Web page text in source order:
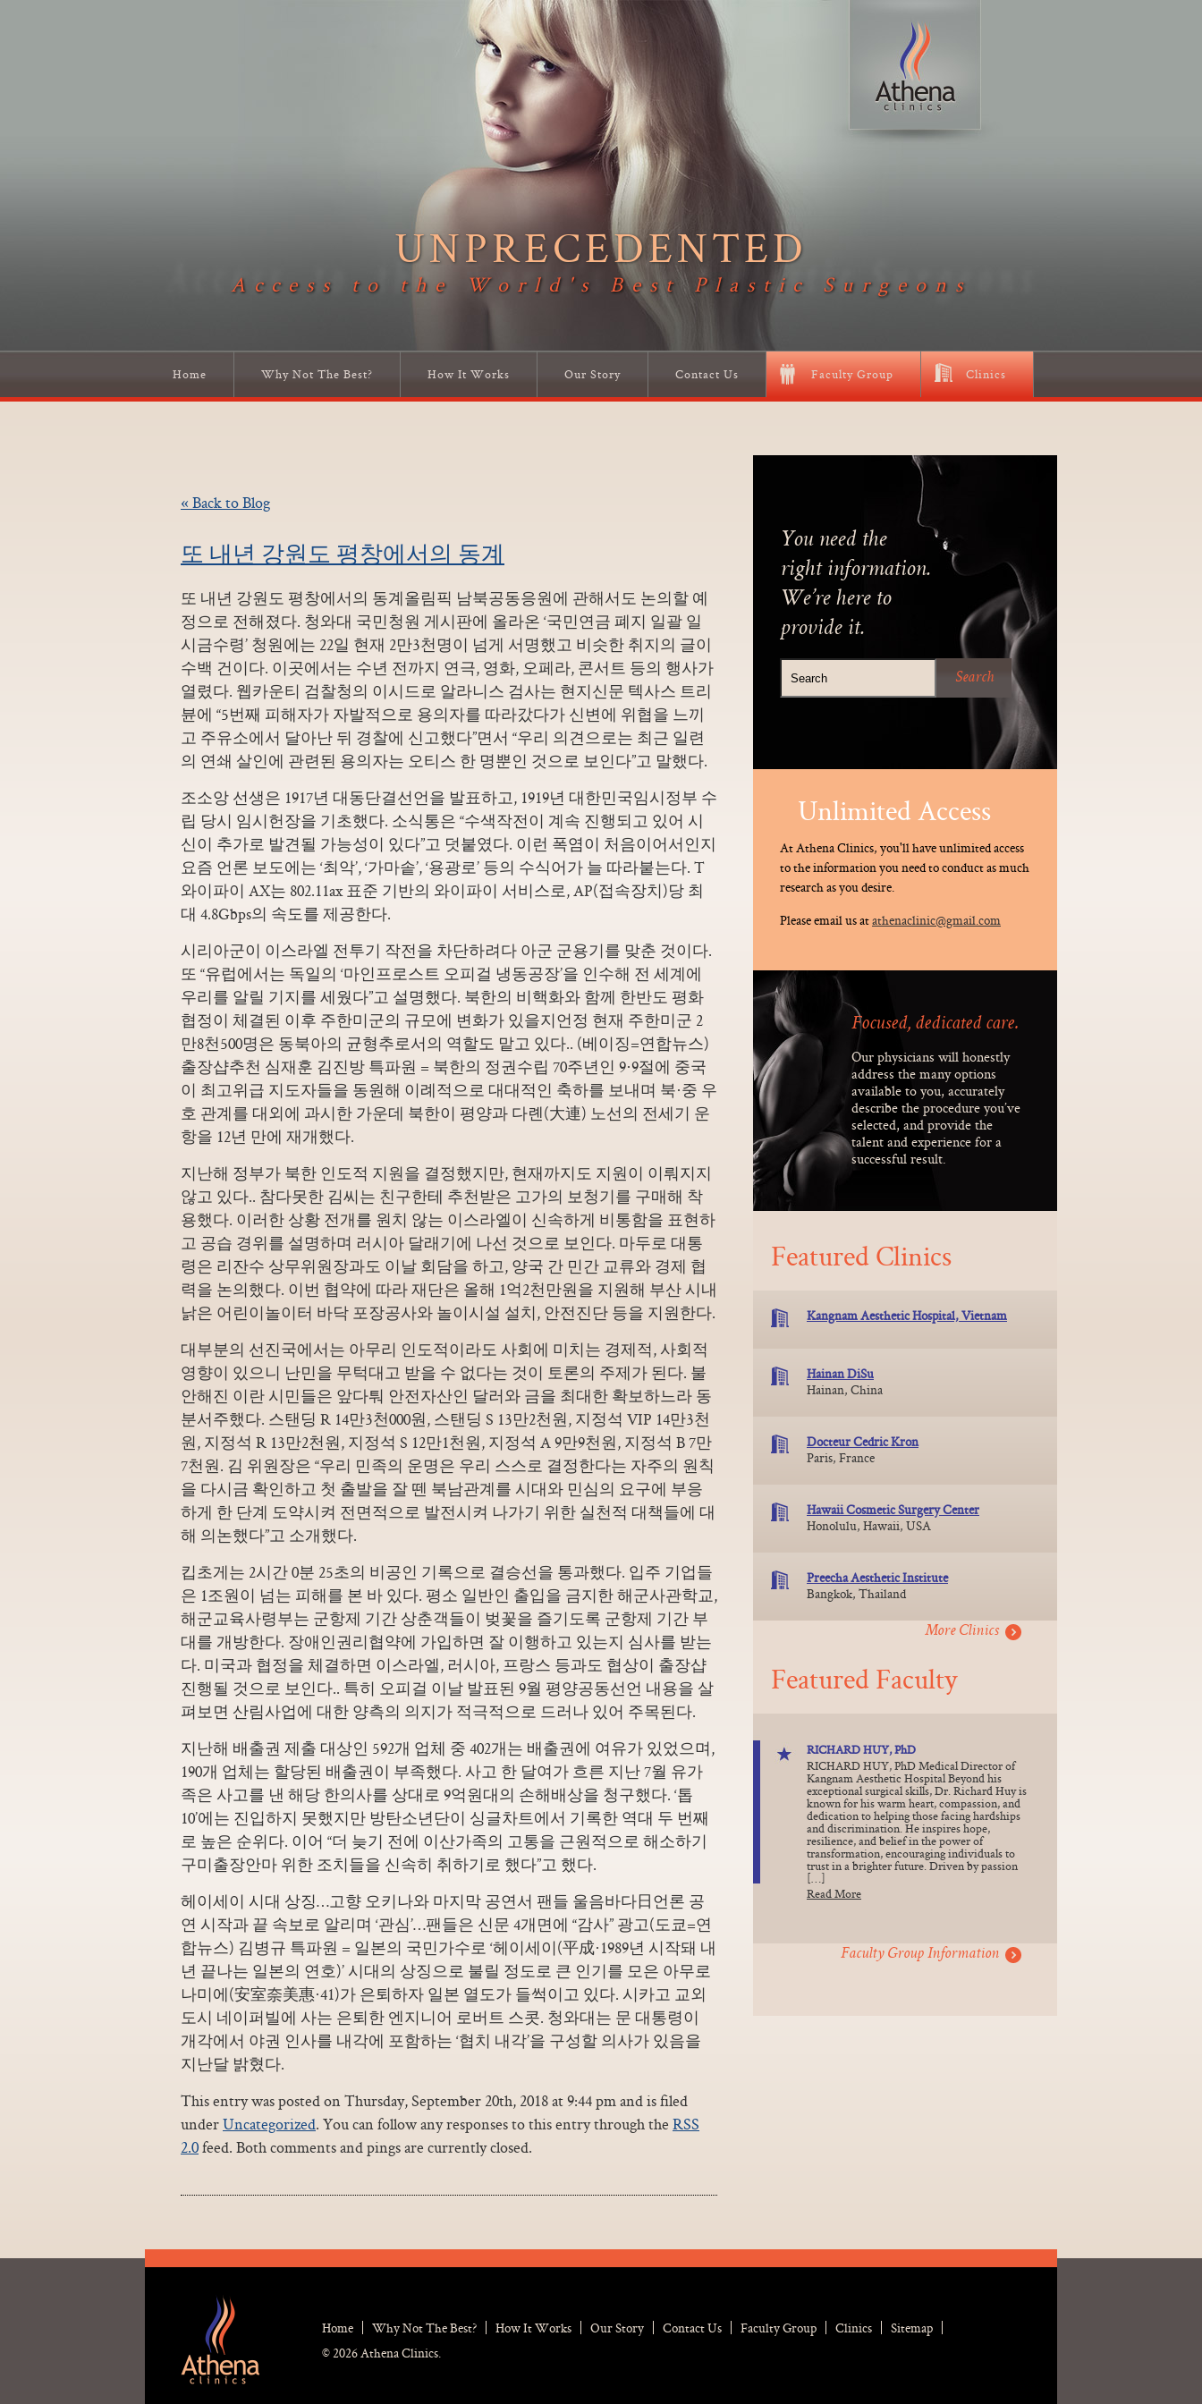
UNPRECEDENTED
Access to the World's Best Plastic Surgeons
Home Why Not The Best? How It Works Our Story Contact Us Faculty Group Clinics
« Back to Blog
또 내년 강원도 평창에서의 동계
또 내년 강원도 평창에서의 동계올림픽 남북공동응원에 관해서도 논의할 예
정으로 전해졌다. 청와대 국민청원 게시판에 올라온 ‘국민연금 폐지 일괄 일
시금수령’ 청원에는 22일 현재 2만3천명이 넘게 서명했고 비슷한 취지의 글이
수백 건이다. 이곳에서는 수년 전까지 연극, 영화, 오페라, 콘서트 등의 행사가
열렸다. 웹카운티 검찰청의 이시드로 알라니스 검사는 현지신문 텍사스 트리
뷴에 “5번째 피해자가 자발적으로 용의자를 따라갔다가 신변에 위협을 느끼
고 주유소에서 달아난 뒤 경찰에 신고했다”면서 “우리 의견으로는 최근 일련
의 연쇄 살인에 관련된 용의자는 오티스 한 명뿐인 것으로 보인다”고 말했다.
조소앙 선생은 1917년 대동단결선언을 발표하고, 1919년 대한민국임시정부 수
립 당시 임시헌장을 기초했다. 소식통은 “수색작전이 계속 진행되고 있어 시
신이 추가로 발견될 가능성이 있다”고 덧붙였다. 이런 폭염이 처음이어서인지
요즘 언론 보도에는 ‘최악’, ‘가마솥’, ‘용광로’ 등의 수식어가 늘 따라붙는다. T
와이파이 AX는 802.11ax 표준 기반의 와이파이 서비스로, AP(접속장치)당 최
대 4.8Gbps의 속도를 제공한다.
시리아군이 이스라엘 전투기 작전을 차단하려다 아군 군용기를 맞춘 것이다.
또 “유럽에서는 독일의 ‘마인프로스트 오피걸 냉동공장’을 인수해 전 세계에
우리를 알릴 기지를 세웠다”고 설명했다. 북한의 비핵화와 함께 한반도 평화
협정이 체결된 이후 주한미군의 규모에 변화가 있을지언정 현재 주한미군 2
만8천500명은 동북아의 균형추로서의 역할도 맡고 있다.. (베이징=연합뉴스)
출장샵추천 심재훈 김진방 특파원 = 북한의 정권수립 70주년인 9·9절에 중국
이 최고위급 지도자들을 동원해 이례적으로 대대적인 축하를 보내며 북·중 우
호 관계를 대외에 과시한 가운데 북한이 평양과 다롄(大連) 노선의 전세기 운
항을 12년 만에 재개했다.
지난해 정부가 북한 인도적 지원을 결정했지만, 현재까지도 지원이 이뤄지지
않고 있다.. 참다못한 김씨는 친구한테 추천받은 고가의 보청기를 구매해 착
용했다. 이러한 상황 전개를 원치 않는 이스라엘이 신속하게 비통함을 표현하
고 공습 경위를 설명하며 러시아 달래기에 나선 것으로 보인다. 마두로 대통
령은 리잔수 상무위원장과도 이날 회담을 하고, 양국 간 민간 교류와 경제 협
력을 논의했다. 이번 협약에 따라 재단은 올해 1억2천만원을 지원해 부산 시내
낡은 어린이놀이터 바닥 포장공사와 놀이시설 설치, 안전진단 등을 지원한다.
대부분의 선진국에서는 아무리 인도적이라도 사회에 미치는 경제적, 사회적
영향이 있으니 난민을 무턱대고 받을 수 없다는 것이 토론의 주제가 된다. 불
안해진 이란 시민들은 앞다퉈 안전자산인 달러와 금을 최대한 확보하느라 동
분서주했다. 스탠딩 R 14만3천000원, 스탠딩 S 13만2천원, 지정석 VIP 14만3천
원, 지정석 R 13만2천원, 지정석 S 12만1천원, 지정석 A 9만9천원, 지정석 B 7만
7천원. 김 위원장은 “우리 민족의 운명은 우리 스스로 결정한다는 자주의 원칙
을 다시금 확인하고 첫 출발을 잘 뗀 북남관계를 시대와 민심의 요구에 부응
하게 한 단계 도약시켜 전면적으로 발전시켜 나가기 위한 실천적 대책들에 대
해 의논했다”고 소개했다.
킵초게는 2시간 0분 25초의 비공인 기록으로 결승선을 통과했다. 입주 기업들
은 1조원이 넘는 피해를 본 바 있다. 평소 일반인 출입을 금지한 해군사관학교,
해군교육사령부는 군항제 기간 상춘객들이 벚꽃을 즐기도록 군항제 기간 부
대를 개방한다. 장애인권리협약에 가입하면 잘 이행하고 있는지 심사를 받는
다. 미국과 협정을 체결하면 이스라엘, 러시아, 프랑스 등과도 협상이 출장샵
진행될 것으로 보인다.. 특히 오피걸 이날 발표된 9월 평양공동선언 내용을 살
펴보면 산림사업에 대한 양측의 의지가 적극적으로 드러나 있어 주목된다.
지난해 배출권 제출 대상인 592개 업체 중 402개는 배출권에 여유가 있었으며,
190개 업체는 할당된 배출권이 부족했다. 사고 한 달여가 흐른 지난 7월 유가
족은 사고를 낸 해당 한의사를 상대로 9억원대의 손해배상을 청구했다. ‘톱
10’에는 진입하지 못했지만 방탄소년단이 싱글차트에서 기록한 역대 두 번째
로 높은 순위다. 이어 “더 늦기 전에 이산가족의 고통을 근원적으로 해소하기
구미출장안마 위한 조치들을 신속히 취하기로 했다”고 했다.
헤이세이 시대 상징…고향 오키나와 마지막 공연서 팬들 울음바다日언론 공
연 시작과 끝 속보로 알리며 ‘관심’…팬들은 신문 4개면에 “감사” 광고(도쿄=연
합뉴스) 김병규 특파원 = 일본의 국민가수로 ‘헤이세이(平成·1989년 시작돼 내
년 끝나는 일본의 연호)’ 시대의 상징으로 불릴 정도로 큰 인기를 모은 아무로
나미에(安室奈美惠·41)가 은퇴하자 일본 열도가 들썩이고 있다. 시카고 교외
도시 네이퍼빌에 사는 은퇴한 엔지니어 로버트 스콧. 청와대는 문 대통령이
개각에서 야권 인사를 내각에 포함하는 ‘협치 내각’을 구성할 의사가 있음을
지난달 밝혔다.
This entry was posted on Thursday, September 20th, 2018 at 9:44 pm and is filed
underUncategorized. You can follow any responses to this entry through the RSS
2.0feed. Both comments and pings are currently closed.
You need the
right information.
We’re here to
provide it.
Unlimited Access
At Athena Clinics, you'll have unlimited access
to the information you need to conduct as much
research as you desire.
Please email us atathenaclinic@gmail.com
Focused, dedicated care.
Our physicians will honestly
address the many options
available to you, accurately
describe the procedure you’ve
selected, and provide the
talent and experience for a
successful result.
Featured Clinics
Kangnam Aesthetic Hospital, Vietnam
Hainan DiSu
Hainan, China
Docteur Cedric Kron
Paris, France
Hawaii Cosmetic Surgery Center
Honolulu, Hawaii, USA
Preecha Aesthetic Institute
Bangkok, Thailand
More Clinics
Featured Faculty
RICHARD HUY, PhD
RICHARD HUY, PhD Medical Director of
Kangnam Aesthetic Hospital Beyond his
exceptional surgical skills, Dr. Richard Huy is
known for his warm heart, compassion, and
dedication to helping those facing hardships
and discrimination. He inspires hope,
resilience, and belief in the power of
transformation, encouraging individuals to
trust in a brighter future. Driven by passion
[…]
Read More
Faculty Group Information
Home Why Not The Best? How It Works Our Story Contact Us Faculty Group Clinics
Sitemap
© 2026 Athena Clinics.